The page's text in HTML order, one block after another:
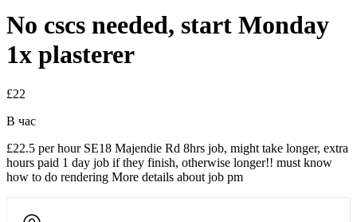
No cscs needed, start Monday
1x plasterer
£22
В час
£22.5 per hour SE18 Majendie Rd 8hrs job, might take longer, extra
hours paid 1 day job if they finish, otherwise longer!! must know
how to do rendering More details about job pm